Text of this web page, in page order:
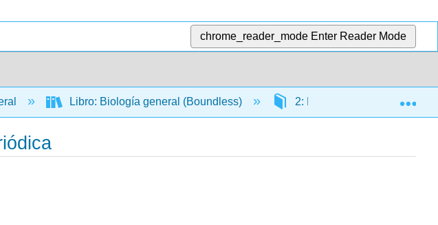
chrome_reader_mode Enter Reader Mode
Libro: Biología general (Boundless) 2: La base química de la